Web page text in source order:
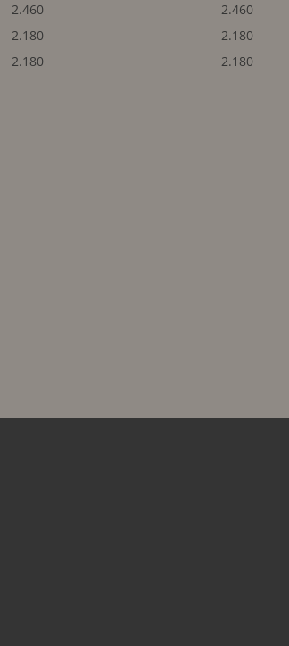
2.460
2.460
2.180
2.180
2.180 2.180